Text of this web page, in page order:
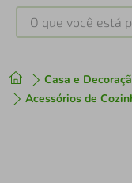
O que você está
Casa e
Acessórios de
1º tenis